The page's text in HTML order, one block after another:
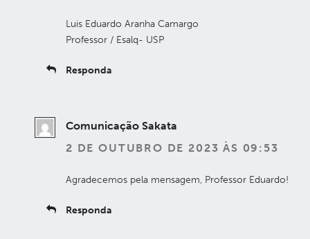
Luis Eduardo Aranha Camargo
Professor / Esalq- USP
Responda
Comunicação Sakata
2 DE OUTUBRO DE 2023 ÀS 09:53
Agradecemos pela mensagem, Professor Eduardo!
Responda